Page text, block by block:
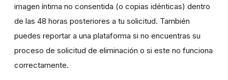
imagen íntima no consentida (o copias idénticas) dentro
de las 48 horas posteriores a tu solicitud. También
puedes reportar a una plataforma si no encuentras su
proceso de solicitud de eliminación o si este no funciona
correctamente.